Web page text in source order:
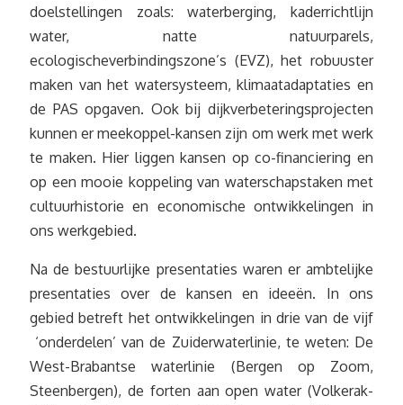
doelstellingen zoals: waterberging, kaderrichtlijn
water, natte natuurparels,
ecologischeverbindingszone’s (EVZ), het robuuster
maken van het watersysteem, klimaatadaptaties en
de PAS opgaven. Ook bij dijkverbeteringsprojecten
kunnen er meekoppel-kansen zijn om werk met werk
te maken. Hier liggen kansen op co-financiering en
op een mooie koppeling van waterschapstaken met
cultuurhistorie en economische ontwikkelingen in
ons werkgebied.
Na de bestuurlijke presentaties waren er ambtelijke
presentaties over de kansen en ideeën. In ons
gebied betreft het ontwikkelingen in drie van de vijf
‘onderdelen’ van de Zuiderwaterlinie, te weten: De
West-Brabantse waterlinie (Bergen op Zoom,
Steenbergen), de forten aan open water (Volkerak-